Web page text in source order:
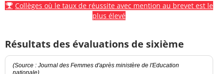
Collèges où le taux de réussite avec mention au brevet est le
plus élevé
Résultats des évaluations de sixième
(Source : Journal des Femmes d'après ministère de l'Education